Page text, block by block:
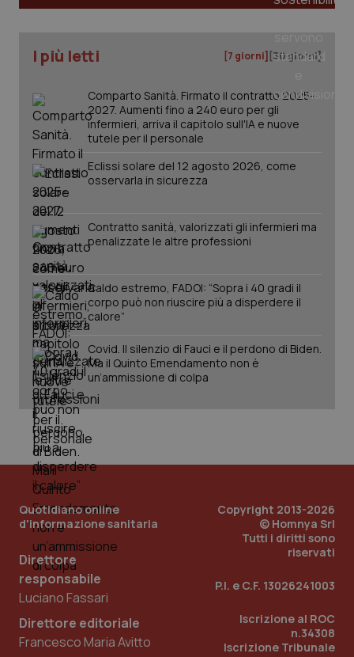
I più letti [7 giorni] [30 giorni]
Comparto Sanità. Firmato il contratto 2025-
2027. Aumenti fino a 240 euro per gli
infermieri, arriva il capitolo sull'IA e nuove
tutele per il personale
Eclissi solare del 12 agosto 2026, come
osservarla in sicurezza
Contratto sanità, valorizzati gli infermieri ma
penalizzate le altre professioni
Caldo estremo, FADOI: “Sopra i 40 gradi il
corpo può non riuscire più a disperdere il
calore”
Covid. Il silenzio di Fauci e il perdono di Biden.
Ma il Quinto Emendamento non è
un’ammissione di colpa
Quotidiano online
d'informazione sanitaria
Direttore
responsabile
Luciano Fassari
Direttore editoriale
Francesco Maria Avitto
Copyright 2013-2026
© Homnya Srl
Tutti i diritti sono
riservati
P.I. e C.F. 13026241003
Iscrizione al ROC
n.34308
Iscrizione Tribunale
PHPSESSID
PHP.net
_ga_KM60CM4NPH .quotidianosanita.it
Nome Scadenza
_ga_0VMQEQKQ1N .quotidianosanita.it
1 anno 1
mese
Questo
cookie
da Google
lo stato
della
sessione.
Nome Scadenza
VISITOR_INFO1_LIVE
5 mesi 4